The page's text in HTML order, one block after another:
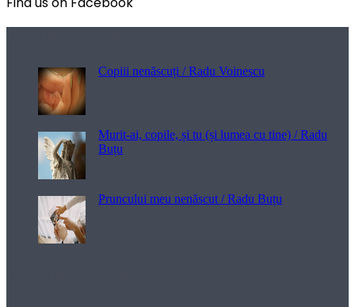
Copiii nenăscuți / Radu Voinescu
Murit-ai, copile, și tu (și lumea cu tine) / Radu
Buțu
Pruncului meu nenăscut / Radu Buțu